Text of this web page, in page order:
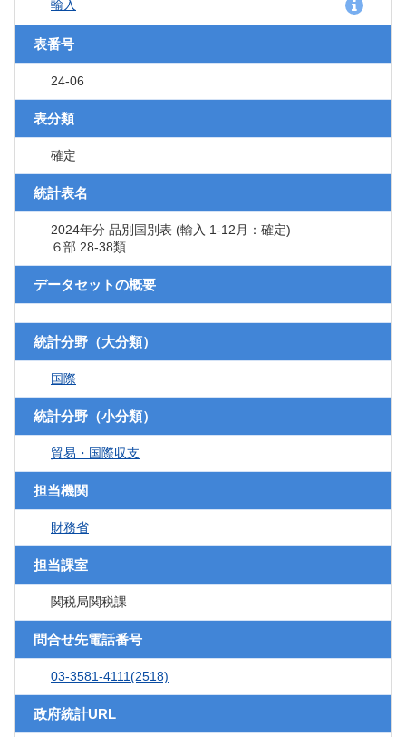
輸入
表番号
24-06
表分類
確定
統計表名
2024年分 品別国別表 (輸入 1-12月：確定)
６部 28-38類
データセットの概要
統計分野（大分類）
国際
統計分野（小分類）
貿易・国際収支
担当機関
財務省
担当課室
関税局関税課
問合せ先電話番号
03-3581-4111(2518)
政府統計URL